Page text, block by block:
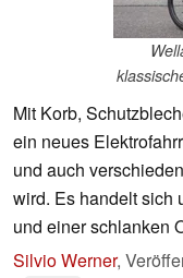
Mit Korb,
ein neues
und auch
wird. Es handelt sich
und einer schlanken
Silvio Werner,